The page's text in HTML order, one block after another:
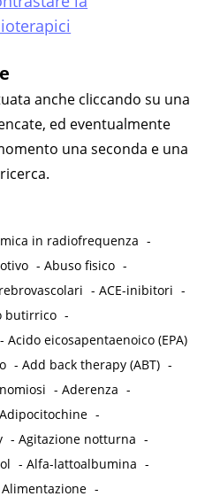
anche cliccando su una
ed eventualmente
una seconda e una
in radiofrequenza -
-Abuso fisico -
-ACE-inibitori -
butirrico -
-Acido eicosapentaenoico (EPA)
-Add back therapy (ABT) -
-Aderenza -
Adipocitochine -
-Agitazione notturna -
-Alfa-lattoalbumina -
Alimentazione -